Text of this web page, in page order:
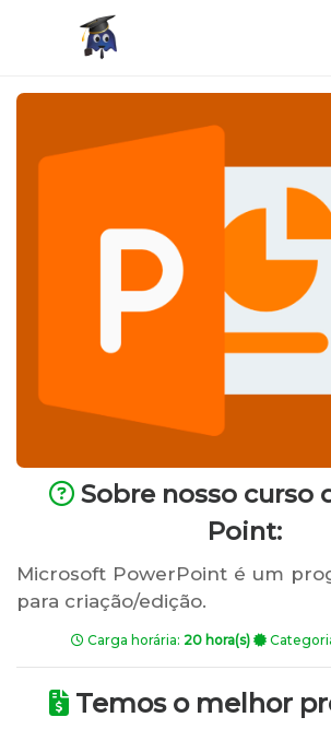
Sobre nosso curso
Point:
Microsoft PowerPoint é um
para criação/edição.
Carga horária: 20 hora(s)
Temos o melhor